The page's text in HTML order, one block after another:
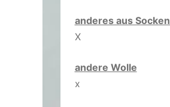
anderes aus
X
andere Wolle
x